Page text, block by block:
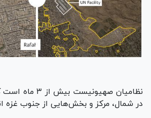
نظامیان
در شمال، مرکز و بخش‌هایی از جنوب غزه